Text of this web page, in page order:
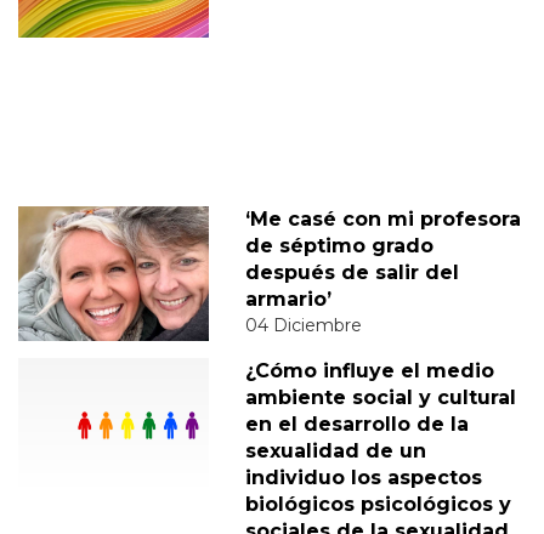
‘Me casé con mi profesora
de séptimo grado
después de salir del
armario’
04 Diciembre
¿Cómo influye el medio
ambiente social y cultural
en el desarrollo de la
sexualidad de un
individuo los aspectos
biológicos psicológicos y